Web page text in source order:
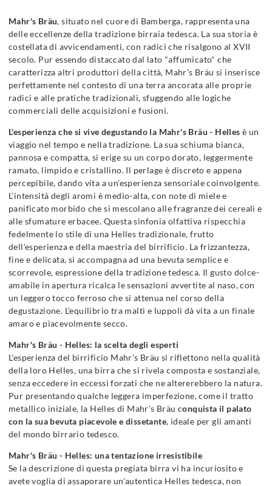
Mahr's Bräu, situato nel cuore di Bamberga, rappresenta una
delle eccellenze della tradizione birraia tedesca. La sua storia è
costellata di avvicendamenti, con radici che risalgono al XVII
secolo. Pur essendo distaccato dal lato "affumicato" che
caratterizza altri produttori della città, Mahr's Bräu si inserisce
perfettamente nel contesto di una terra ancorata alle proprie
radici e alle pratiche tradizionali, sfuggendo alle logiche
commerciali delle acquisizioni e fusioni.
L'esperienza che si vive degustando la Mahr's Bräu - Helles è un
viaggio nel tempo e nella tradizione. La sua schiuma bianca,
pannosa e compatta, si erige su un corpo dorato, leggermente
ramato, limpido e cristallino. Il perlage è discreto e appena
percepibile, dando vita a un'esperienza sensoriale coinvolgente.
L'intensità degli aromi è medio-alta, con note di miele e
panificato morbido che si mescolano alle fragranze dei cereali e
alle sfumature erbacee. Questa sinfonia olfattiva rispecchia
fedelmente lo stile di una Helles tradizionale, frutto
dell'esperienza e della maestria del birrificio. La frizzantezza,
fine e delicata, si accompagna ad una bevuta semplice e
scorrevole, espressione della tradizione tedesca. Il gusto dolce-
amabile in apertura ricalca le sensazioni avvertite al naso, con
un leggero tocco ferroso che si attenua nel corso della
degustazione. L'equilibrio tra malti e luppoli dà vita a un finale
amaro e piacevolmente secco.
Mahr's Bräu - Helles: la scelta degli esperti
L'esperienza del birrificio Mahr's Bräu si riflettono nella qualità
della loro Helles, una birra che si rivela composta e sostanziale,
senza eccedere in eccessi forzati che ne altererebbero la natura.
Pur presentando qualche leggera imperfezione, come il tratto
metallico iniziale, la Helles di Mahr's Bräu conquista il palato
con la sua bevuta piacevole e dissetante, ideale per gli amanti
del mondo birrario tedesco.
Mahr's Bräu - Helles: una tentazione irresistibile
Se la descrizione di questa pregiata birra vi ha incuriosito e
avete voglia di assaporare un'autentica Helles tedesca, non